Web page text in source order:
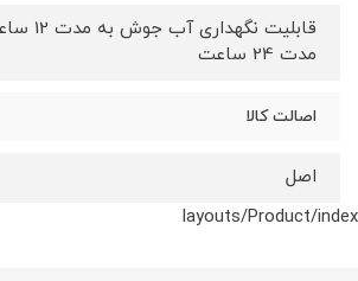
قابلیت
مدت 24 ساعت
اصالت کالا
اصل
layouts/Product/index